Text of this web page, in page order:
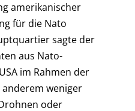
amerikanischer
für die Nato
sagte der
aus Nato-
im Rahmen der
weniger
oder